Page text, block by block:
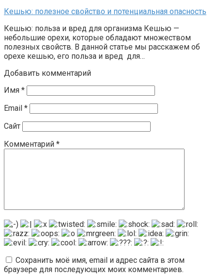
Кешью: полезное свойство и потенциальная опасность
Кешью: польза и вред для организма Кешью —
небольшие орехи, которые обладают множеством
полезных свойств. В данной статье мы расскажем об
орехе кешью, его польза и вред для…
Добавить комментарий
Имя *
Email *
Сайт
Комментарий *
Сохранить моё имя, email и адрес сайта в этом
браузере для последующих моих комментариев.